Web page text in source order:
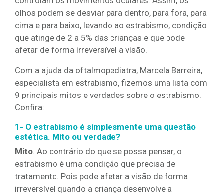
olhos podem se desviar para dentro, para fora, para
cima e para baixo, levando ao estrabismo, condição
que atinge de 2 a 5% das crianças e que pode
afetar de forma irreversível a visão.
Com a ajuda da oftalmopediatra, Marcela Barreira,
especialista em estrabismo, fizemos uma lista com
9 principais mitos e verdades sobre o estrabismo.
Confira:
1- O estrabismo é simplesmente uma questão
estética. Mito ou verdade?
Mito. Ao contrário do que se possa pensar, o
estrabismo é uma condição que precisa de
tratamento. Pois pode afetar a visão de forma
irreversível quando a criança desenvolve a